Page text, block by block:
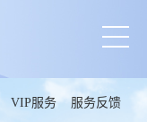
VIP服务 服务反馈